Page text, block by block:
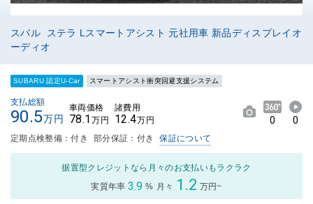
スバル ステラ Lスマートアシスト 元社用車 新品ディスプレイオ
ーディオ
SUBARU 認定U-Car スマートアシスト衝突回避支援システム
支払総額
90.5万円
車両価格
78.1 万円
諸費用
12.4万円 0 0
定期点検整備：付き 部分保証：付き 保証について
据置型クレジットなら月々のお支払いもラクラク
実質年率 3.9 % 月々 1.2 万円~